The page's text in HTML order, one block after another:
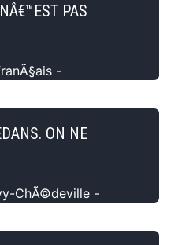
PAS
-
ON NE
ChÃ©deville -